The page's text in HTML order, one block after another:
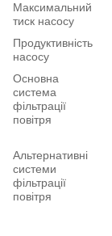
Максимальний
тиск насосу
Продуктивність
насосу
Основна
система
фільтрації
повітря
Альтернативні
системи
фільтрації
повітря